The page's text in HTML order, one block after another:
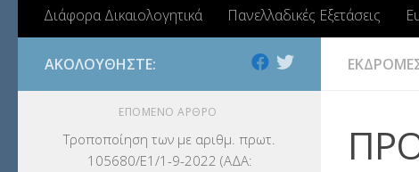
Διάφορα Δικαιολογητικά Πανελλαδικές Εξετάσεις
ΑΚΟΛΟΥΘΉΣΤΕ:
ΕΠΌΜΕΝΟ ΆΡΘΡΟ
Τροποποίηση των με αριθμ. πρωτ.
105680/Ε1/1-9-2022 (ΑΔΑ: